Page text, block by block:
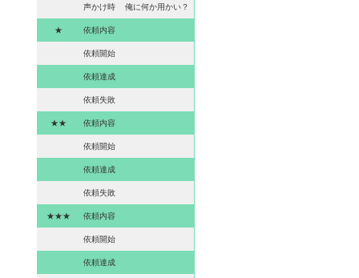
声かけ時 俺に何か用かい？
★ 依頼内容
依頼開始
依頼達成
依頼失敗
★★ 依頼内容
依頼開始
依頼達成
依頼失敗
★★★ 依頼内容
依頼開始
依頼達成